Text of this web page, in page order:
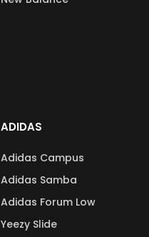
ADIDAS
Adidas Campus
Adidas Samba
Adidas Forum Low
Yeezy Slide